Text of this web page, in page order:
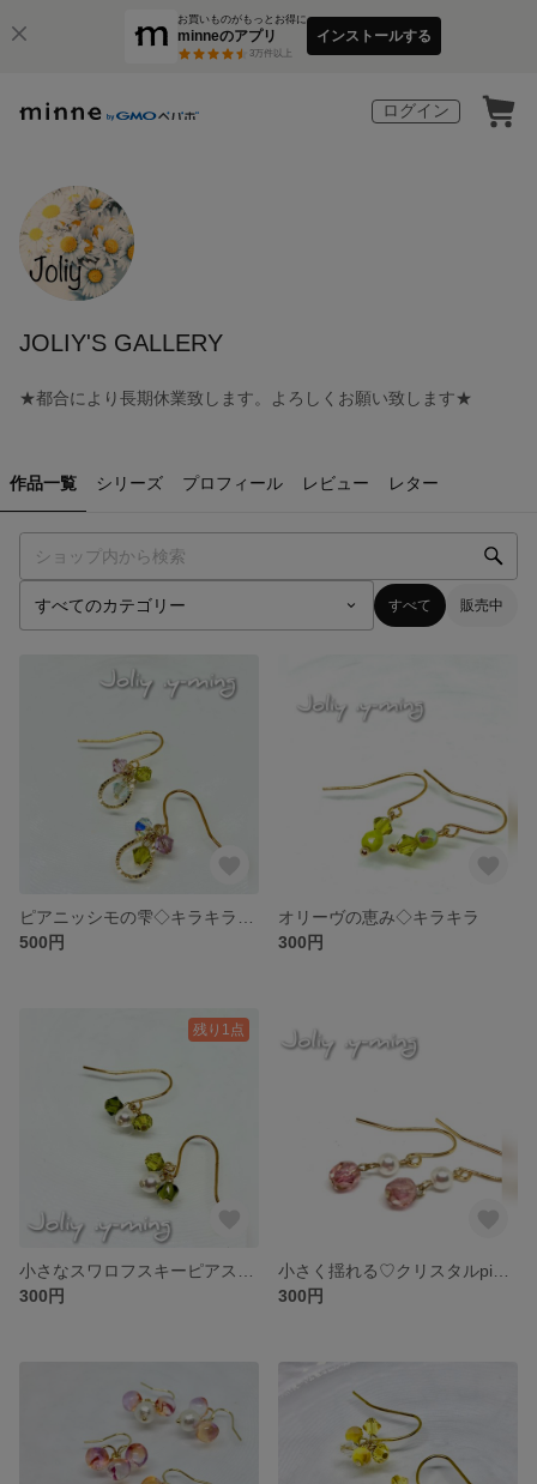
お買いものがもっとお得に
minneのアプリ
3万件以上
インストールする
ログイン
JOLIY'S GALLERY
★都合により長期休業致します。よろしくお願い致します★
作品一覧 シリーズ プロフィール レビュー レター
すべて 販売中
500円
オリーヴの恵み◇キラキラ
300円
残り1点
300円
300円